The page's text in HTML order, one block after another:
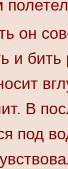
он
и
В
под